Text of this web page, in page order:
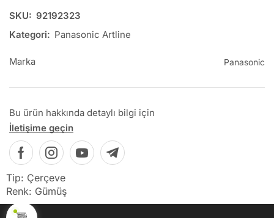
SKU: 92192323
Kategori: Panasonic Artline
Marka Panasonic
Bu ürün hakkında detaylı bilgi için
İletişime geçin
Tip: Çerçeve
Renk: Gümüş